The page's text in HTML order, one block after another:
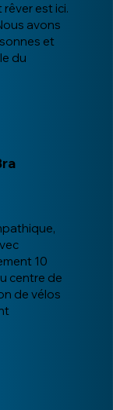
est ici.
avons
et
du
10
centre de
de vélos